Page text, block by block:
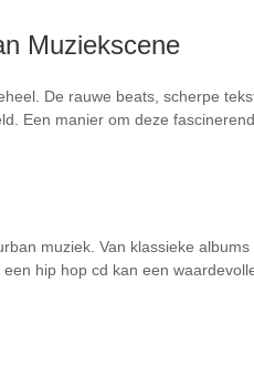
Muziekscene
De rauwe beats, scherpe
Een manier om deze
muziek. Van klassieke albums
hip hop cd kan een